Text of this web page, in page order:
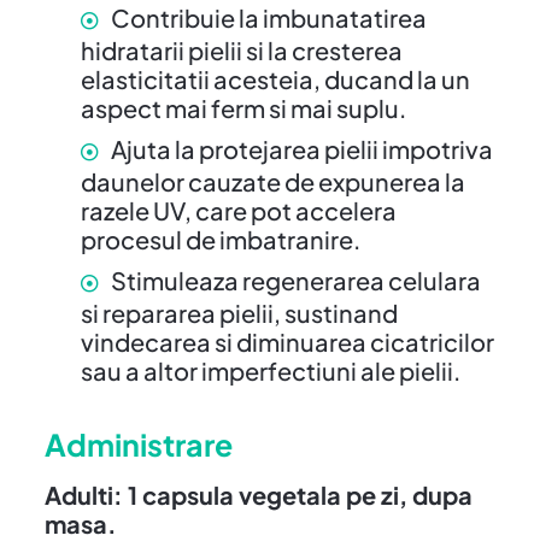
Contribuie la imbunatatirea
hidratarii pielii si la cresterea
elasticitatii acesteia, ducand la un
aspect mai ferm si mai suplu.
Ajuta la protejarea pielii impotriva
daunelor cauzate de expunerea la
razele UV, care pot accelera
procesul de imbatranire.
Stimuleaza regenerarea celulara
si repararea pielii, sustinand
vindecarea si diminuarea cicatricilor
sau a altor imperfectiuni ale pielii.
Administrare
Adulti: 1 capsula vegetala pe zi, dupa
masa.